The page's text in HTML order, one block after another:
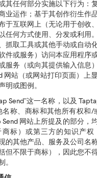
其任何部分实施以下行为：
业运作；基于其创作衍生作
于互联网上（无论用于创收
任何方式使用、分发或利用
抓取工具或其他手动或自动
件或服务）访问本应用程序
服务（或向其提供输入信息
网站（或网站打印页面）上
明或图例。
这一名称，以及
名称、商标和其他所有权和
Send 网站上所提及的部分，
商标）或第三方的知识产
的其他产品、服务及公司名
但不限于商标），因此您不
。